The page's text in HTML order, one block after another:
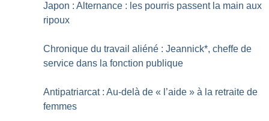
Japon : Alternance : les pourris passent la main aux
ripoux
Chronique du travail aliéné : Jeannick*, cheffe de
service dans la fonction publique
Antipatriarcat : Au-delà de « l’aide » à la retraite de
femmes